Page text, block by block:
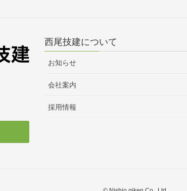
西尾技建について
お知らせ
会社案内
採用情報